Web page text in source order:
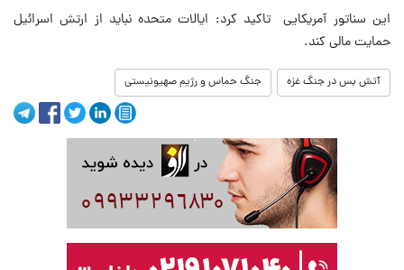
این سناتور آمریکایی تاکید کرد: ایالات متحده نباید از ارتش اسرائیل
حمایت مالی کند.
آتش بس در جنگ غزه جنگ حماس و رژیم صهیونیستی